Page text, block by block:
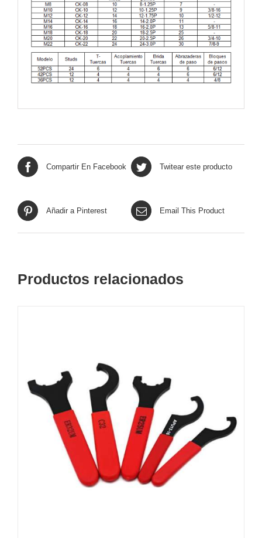
Compartir En Facebook Twitear este producto
Añadir a Pinterest Email This Product
Productos relacionados